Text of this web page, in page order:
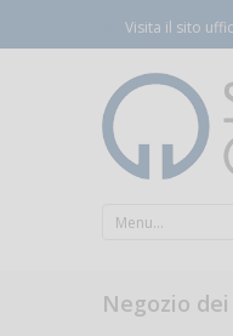
Visita il sito
Negozio